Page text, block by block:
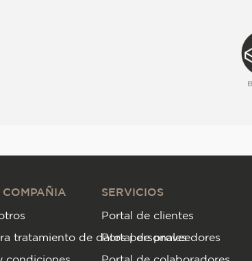
COMPAÑIA
tratamiento de datos personales
SERVICIOS
Portal de clientes
Portal de proveedores